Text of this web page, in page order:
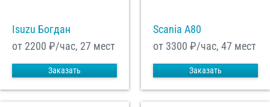
Isuzu Богдан
от 2200 ₽/час, 27 мест
Заказать
Scania A80
от 3300 ₽/час, 47 мест
Заказать